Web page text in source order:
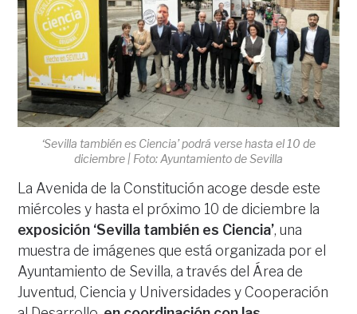
‘Sevilla también es Ciencia’ podrá verse hasta el 10 de
diciembre | Foto: Ayuntamiento de Sevilla
La Avenida de la Constitución acoge desde este
miércoles y hasta el próximo 10 de diciembre la
exposición ‘Sevilla también es Ciencia’, una
muestra de imágenes que está organizada por el
Ayuntamiento de Sevilla, a través del Área de
Juventud, Ciencia y Universidades y Cooperación